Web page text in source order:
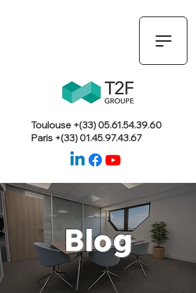
Toulouse +(33)05.61.54.39.60
Paris +(33)01.45.97.43.67
Blog